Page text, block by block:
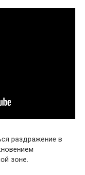
раздражение в
зоне.